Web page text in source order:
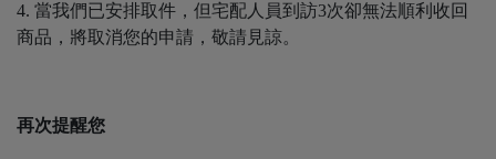
4. 當我們已安排取件，但宅配人員到訪3次卻無法順利收回
商品，將取消您的申請，敬請見諒。
再次提醒您